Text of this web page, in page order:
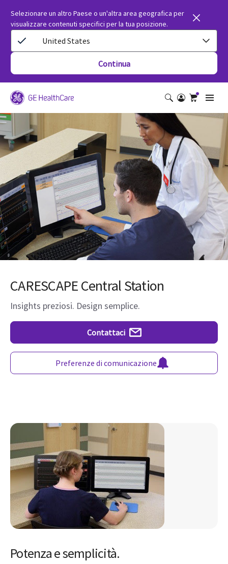
Selezionare un altro Paese o un'altra area geografica per
visualizzare contenuti specifici per la tua posizione.
United States
Continua
CARESCAPE Central Station
Insights preziosi. Design semplice.
Contattaci
Preferenze di comunicazione
Potenza e semplicità.